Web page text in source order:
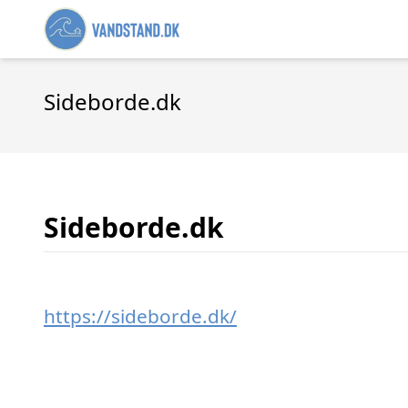
Sideborde.dk
Sideborde.dk
https://sideborde.dk/